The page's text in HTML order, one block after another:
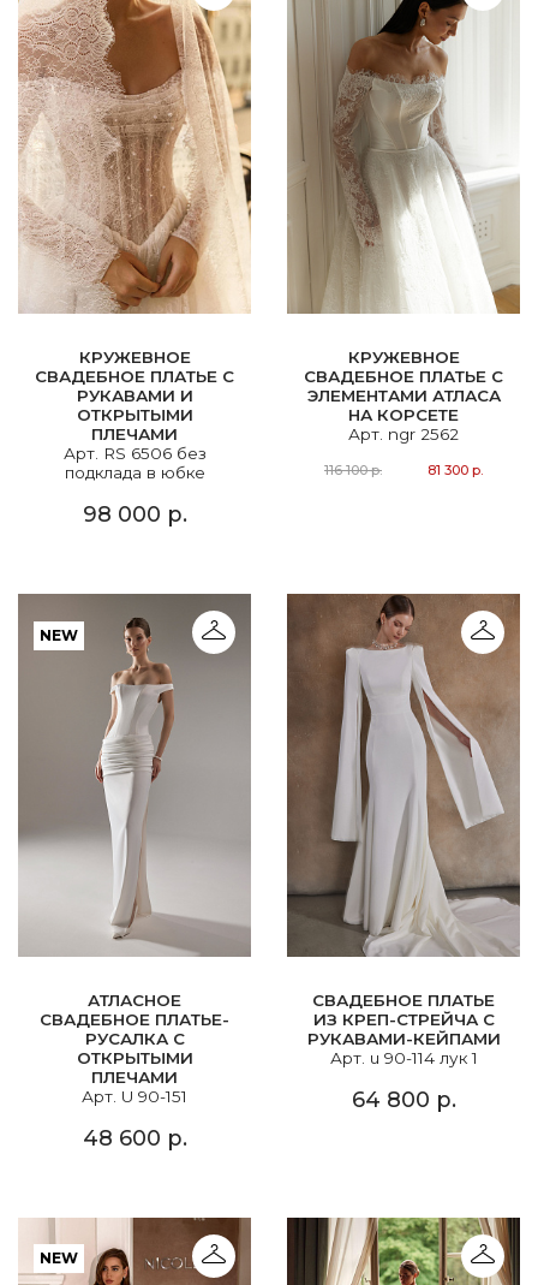
КРУЖЕВНОЕ
СВАДЕБНОЕ ПЛАТЬЕ С
РУКАВАМИ И
ОТКРЫТЫМИ
ПЛЕЧАМИ
Арт. RS 6506 без
подклада в юбке
98 000 р.
КРУЖЕВНОЕ
СВАДЕБНОЕ ПЛАТЬЕ С
ЭЛЕМЕНТАМИ АТЛАСА
НА КОРСЕТЕ
Арт. ngr 2562
116 100 р. 81 300 р.
NEW
АТЛАСНОЕ
СВАДЕБНОЕ ПЛАТЬЕ-
РУСАЛКА С
ОТКРЫТЫМИ
ПЛЕЧАМИ
Арт. U 90-151
48 600 р.
СВАДЕБНОЕ ПЛАТЬЕ
ИЗ КРЕП-СТРЕЙЧА С
РУКАВАМИ-КЕЙПАМИ
Арт. u 90-114 лук 1
64 800 р.
NEW